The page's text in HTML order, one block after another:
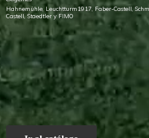
Hahnemühle, Leuchtturm1917, Faber-Castell,
Castell, Staedtler y FIMO